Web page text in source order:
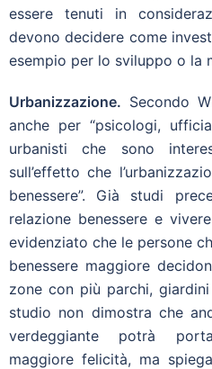
essere tenuti in
devono decidere come
esempio per lo sviluppo o la
Urbanizzazione. Secondo
anche per “psicologi,
urbanisti che sono
sull’effetto che
benessere”. Già studi
relazione benessere e
evidenziato che le persone
benessere maggiore
zone con più parchi,
studio non dimostra che
verdeggiante potrà
maggiore felicità, ma